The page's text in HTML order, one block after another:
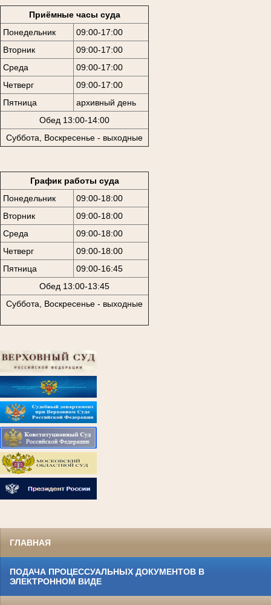
Приёмные часы суда
Понедельник
09:00-17:00
Вторник
09:00-17:00
Среда
09:00-17:00
Четверг
09:00-17:00
Пятница
архивный день
Обед 13:00-14:00
Суббота, Воскресенье - выходные
График работы суда
Понедельник
09:00-18:00
Вторник
09:00-18:00
Среда
09:00-18:00
Четверг
09:00-18:00
Пятница
09:00-16:45
Обед 13:00-13:45
Суббота, Воскресенье - выходные
ГЛАВНАЯ
ПОДАЧА ПРОЦЕССУАЛЬНЫХ ДОКУМЕНТОВ В
ЭЛЕКТРОННОМ ВИДЕ